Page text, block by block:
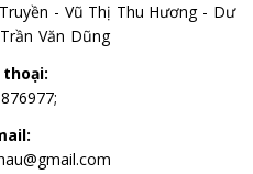
- Vũ Thị Thu Hương - Dư
Văn Dũng